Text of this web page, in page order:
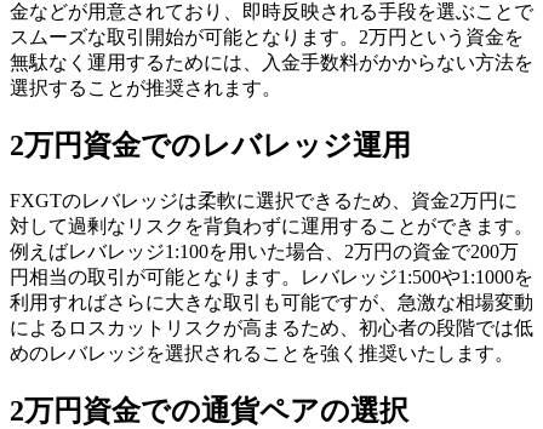
金などが用意されており、即時反映される手段を選ぶことで
スムーズな取引開始が可能となります。2万円という資金を
無駄なく運用するためには、入金手数料がかからない方法を
選択することが推奨されます。
2万円資金でのレバレッジ運用
FXGTのレバレッジは柔軟に選択できるため、資金2万円に
対して過剰なリスクを背負わずに運用することができます。
例えばレバレッジ1:100を用いた場合、2万円の資金で200万
円相当の取引が可能となります。レバレッジ1:500や1:1000を
利用すればさらに大きな取引も可能ですが、急激な相場変動
によるロスカットリスクが高まるため、初心者の段階では低
めのレバレッジを選択されることを強く推奨いたします。
2万円資金での通貨ペアの選択